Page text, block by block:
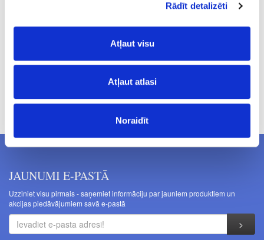
Rādīt detalizēti
Atļaut visu
Atļaut atlasi
Noraidīt
brīdinājuma.
JAUNUMI E-PASTĀ
Uzziniet visu pirmais - saņemiet informāciju par jauniem produktiem un
akcijas piedāvājumiem savā e-pastā